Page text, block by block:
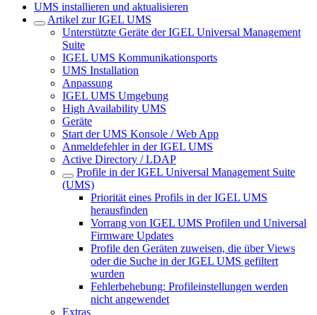
UMS installieren und aktualisieren
Artikel zur IGEL UMS
Unterstützte Geräte der IGEL Universal Management
Suite
IGEL UMS Kommunikationsports
UMS Installation
Anpassung
IGEL UMS Umgebung
High Availability UMS
Geräte
Start der UMS Konsole / Web App
Anmeldefehler in der IGEL UMS
Active Directory / LDAP
Profile in der IGEL Universal Management Suite
(UMS)
Priorität eines Profils in der IGEL UMS
herausfinden
Vorrang von IGEL UMS Profilen und Universal
Firmware Updates
Profile den Geräten zuweisen, die über Views
oder die Suche in der IGEL UMS gefiltert
wurden
Fehlerbehebung: Profileinstellungen werden
nicht angewendet
Extras